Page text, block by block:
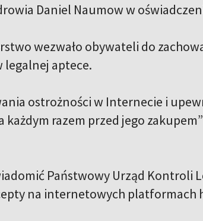
Daniel Naumow w
wezwało obywateli do
legalnej aptece.
ostrożności w Internecie i
razem przed jego
Państwowy Urząd Kontroli
na internetowych platformach